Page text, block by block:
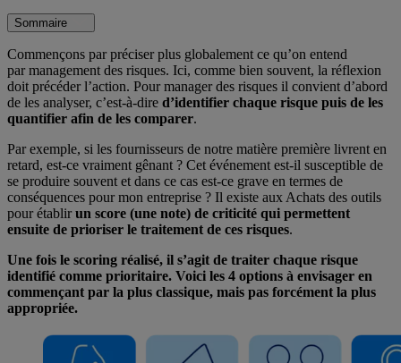
Sommaire
Commençons par préciser plus globalement ce qu’on entend
par management des risques. Ici, comme bien souvent, la réflexion
doit précéder l’action. Pour manager des risques il convient d’abord
de les analyser, c’est-à-dire d’identifier chaque risque puis de les
quantifier afin de les comparer.
Par exemple, si les fournisseurs de notre matière première livrent en
retard, est-ce vraiment gênant ? Cet événement est-il susceptible de
se produire souvent et dans ce cas est-ce grave en termes de
conséquences pour mon entreprise ? Il existe aux Achats des outils
pour établirun score (une note) de criticité qui permettent
ensuite de prioriser le traitement de ces risques.
Une fois le scoring réalisé, il s’agit de traiter chaque risque
identifié comme prioritaire. Voici les 4 options à envisager en
commençant par la plus classique, mais pas forcément la plus
appropriée.